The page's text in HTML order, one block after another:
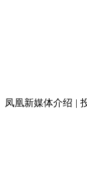
凤凰新媒体介绍 |